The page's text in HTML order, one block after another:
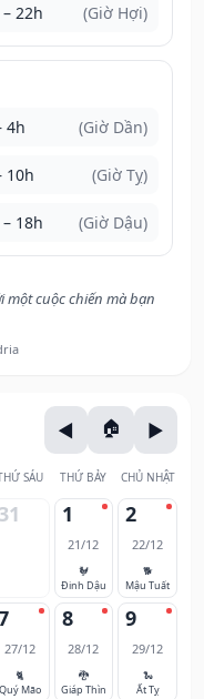
22h (Giờ Hợi)
4h (Giờ Dần)
10h (Giờ Tỵ)
18h (Giờ Dậu)
một cuộc chiến mà bạn
SÁU THỨ BẢY CHỦ NHẬT
31 1
21/12
🐓
Đinh Dậu
2
22/12
🐕
Mậu Tuất
27/12
🐈
Quý Mão
8
28/12
🐉
Giáp Thìn
9
29/12
🐍
Ất Tỵ